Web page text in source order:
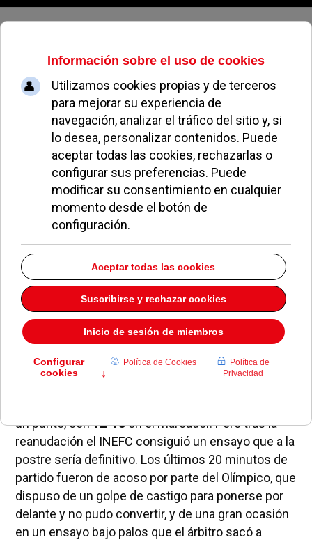
Jueves, 06 de agosto de 2026
El Olímpico cae ante el INEFC
Barcelona que se lleva la Copa de
la Reina
LUCIANO SABATINI NOTICIAS DE POZUELO 24 MAYO 2006
El equipo de rugby femenino
no pudo hacerse con el título de la Copa de la Reina
al caer derrotado por elINEFC de Barcelona
por un
ajustado19-18.El encuentro, que se disputó en el
campo del
Hospitalet, fue una reedición de la final
del año pasado en la que el equipo catalán también
se llevó el trofeo a sus vitrinas.
El partido fue de ida y vuelta con continuas
un punto, con12-13en el marcador. Pero tras la
reanudación el INEFC consiguió un ensayo que a la
postre sería definitivo. Los últimos 20 minutos de
partido fueron de acoso por parte del Olímpico, que
dispuso de un golpe de castigo para ponerse por
delante y no pudo convertir, y de una gran ocasión
en un ensayo bajo palos que el árbitro sacó a